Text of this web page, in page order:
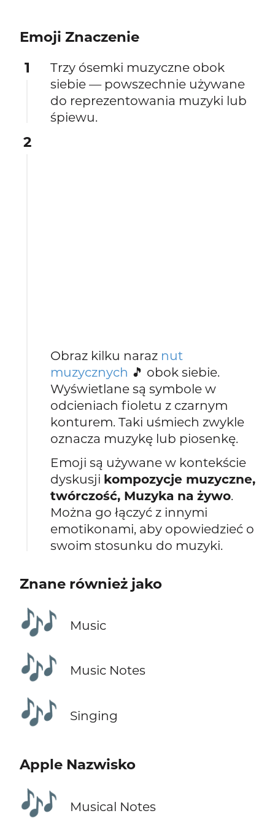
Emoji Znaczenie
1
Trzy ósemki muzyczne obok
siebie — powszechnie używane
do reprezentowania muzyki lub
śpiewu.
2
Obraz kilku naraz nut
muzycznych 🎵 obok siebie.
Wyświetlane są symbole w
odcieniach fioletu z czarnym
konturem. Taki uśmiech zwykle
oznacza muzykę lub piosenkę.
Emoji są używane w kontekście
dyskusji kompozycje muzyczne,
twórczość, Muzyka na żywo.
Można go łączyć z innymi
emotikonami, aby opowiedzieć o
swoim stosunku do muzyki.
Znane również jako
🎶 Music
🎶 Music Notes
🎶 Singing
Apple Nazwisko
🎶 Musical Notes